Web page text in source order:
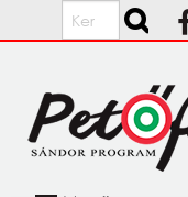
Ugrás a tartalomra
Keresés